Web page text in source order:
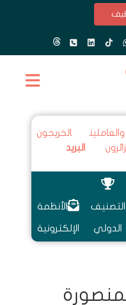
الخريجون
البريد
التصنيف
الدولي
الأنظمة
الإلكترونية